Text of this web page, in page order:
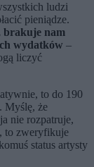
ludzi
pieniądze.
brakuje nam
wydatków –
liczyć
to do 190
Myślę, że
nie rozpatruje,
to zweryfikuje
status artysty